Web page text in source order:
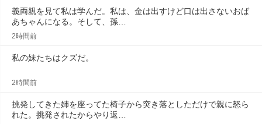
義両親を見て私は学んだ。私は、金は出すけど口は出さないおば
あちゃんになる。そして、孫…
2時間前
私の妹たちはクズだ。
2時間前
挑発してきた姉を座ってた椅子から突き落としただけで親に怒ら
れた。挑発されたからやり返…